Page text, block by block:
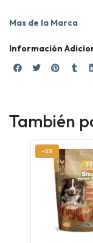
Mas de la Marca
Información
También
-5%